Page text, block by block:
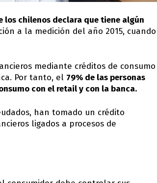
los chilenos declara que tiene algún
a la medición del año 2015, cuando
mediante créditos de consumo
Por tanto, el 79% de las personas
con el retail y con la banca.
han tomado un crédito
ligados a procesos de